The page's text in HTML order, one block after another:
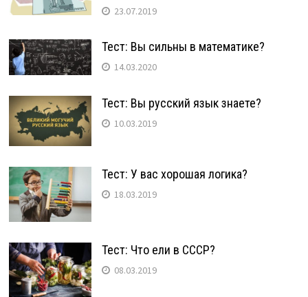
23.07.2019
Тест: Вы сильны в математике?
14.03.2020
Тест: Вы русский язык знаете?
10.03.2019
Тест: У вас хорошая логика?
18.03.2019
Тест: Что ели в СССР?
08.03.2019